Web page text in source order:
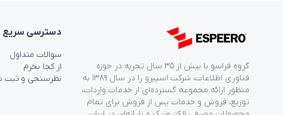
گروه فراسو با بیش از ۳۵ سال تجربه در حوزه
فناوری اطلاعات، شرکت اسپیرو را در سال ۱۳۸۹ به
منظور ارائه مجموعه گسترده‌ای از خدمات واردات،
توزیع، فروش و خدمات پس از فروش برای تمام
دسترسی‌ سریع
سوالات متداول
از کجا بخرم
نظرسنجی و ثبت